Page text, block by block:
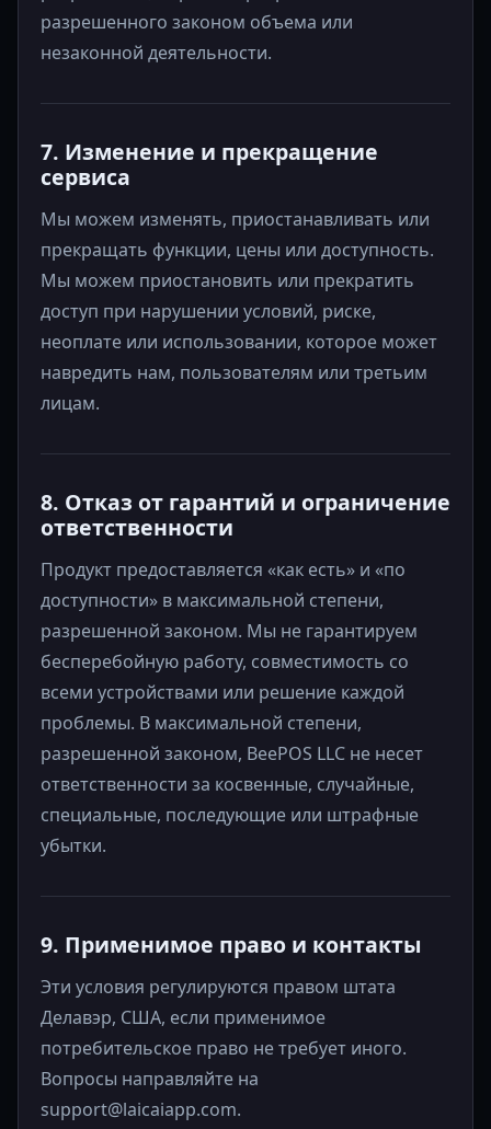
разрешенного законом объема или
незаконной деятельности.
7. Изменение и прекращение
сервиса
Мы можем изменять, приостанавливать или
прекращать функции, цены или доступность.
Мы можем приостановить или прекратить
доступ при нарушении условий, риске,
неоплате или использовании, которое может
навредить нам, пользователям или третьим
лицам.
8. Отказ от гарантий и ограничение
ответственности
Продукт предоставляется «как есть» и «по
доступности» в максимальной степени,
разрешенной законом. Мы не гарантируем
бесперебойную работу, совместимость со
всеми устройствами или решение каждой
проблемы. В максимальной степени,
разрешенной законом, BeePOS LLC не несет
ответственности за косвенные, случайные,
специальные, последующие или штрафные
убытки.
9. Применимое право и контакты
Эти условия регулируются правом штата
Делавэр, США, если применимое
потребительское право не требует иного.
Вопросы направляйте на
support@laicaiapp.com.